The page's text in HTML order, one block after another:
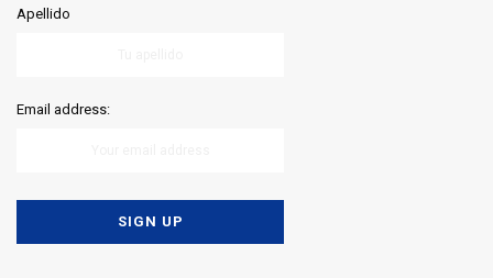
Apellido
Email address: